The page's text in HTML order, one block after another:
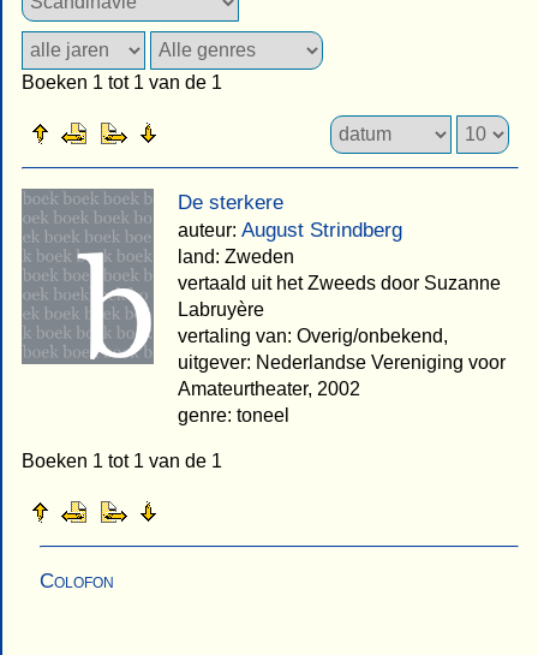
Boeken 1 tot 1 van de 1
De sterkere
auteur: August Strindberg
land: Zweden
vertaald uit het Zweeds door Suzanne
Labruyère
vertaling van: Overig/onbekend,
uitgever: Nederlandse Vereniging voor
Amateurtheater, 2002
genre: toneel
Boeken 1 tot 1 van de 1
Colofon